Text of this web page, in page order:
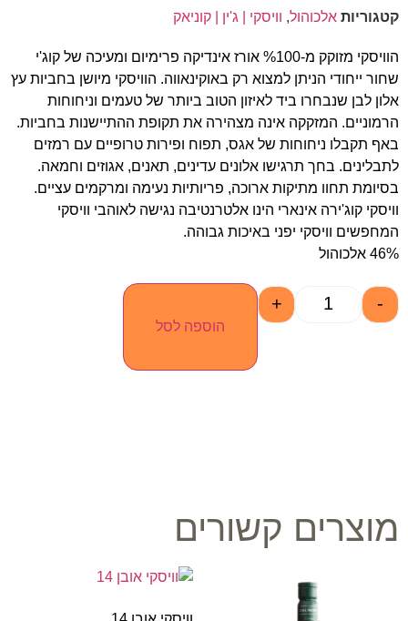
קטגוריות אלכוהול, וויסקי | ג'ין | קוניאק
הוויסקי מזוקק מ-%100 אורז אינדיקה פרימיום ומעיכה של קוג'י
שחור ייחודי הניתן למצוא רק באוקינאווה. הוויסקי מיושן בחביות עץ
אלון לבן שנבחרו ביד לאיזון הטוב ביותר של טעמים וניחוחות
הרמוניים. המזקקה אינה מצהירה את תקופת ההתיישנות בחביות.
באף תקבלו ניחוחות של אגס, תפוח ופירות טרופיים עם רמזים
לתבלינים. בחך תרגישו אלונים עדינים, תאנים, אגוזים וחמאה.
בסיומת תחוו מתיקות ארוכה, פריותיות נעימה ומרקמים עציים.
וויסקי קוג'ירה אינארי הינו אלטרנטיבה נגישה לאוהבי וויסקי
המחפשים וויסקי יפני באיכות גבוהה.
46% אלכוהול
-
+
הוספה לסל
מוצרים קשורים